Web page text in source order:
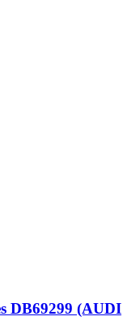
DB69299 (AUDI